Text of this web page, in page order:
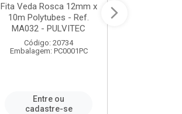
Fita Veda Rosca 12mm x
10m Polytubes - Ref.
MA032 - PULVITEC
Código: 20734
Embalagem: PC0001PC
Entre ou
cadastre-se